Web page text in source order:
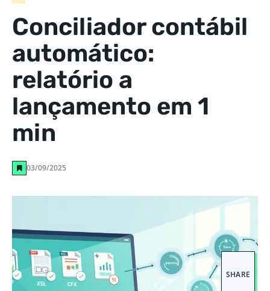
Conciliador contábil
automático:
relatório a
lançamento em 1
min
03/09/2025
SHARE